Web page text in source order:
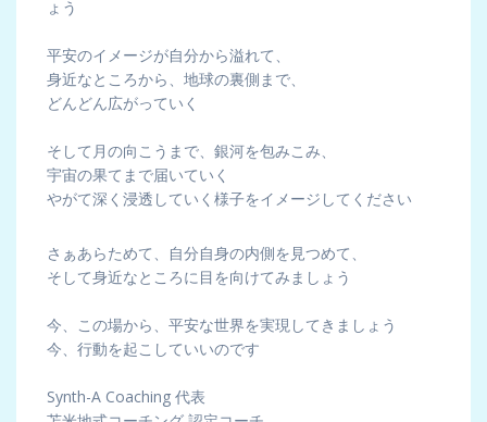
ょう
平安のイメージが自分から溢れて、
身近なところから、地球の裏側まで、
どんどん広がっていく
そして月の向こうまで、銀河を包みこみ、
宇宙の果てまで届いていく
やがて深く浸透していく様子をイメージしてください
さぁあらためて、自分自身の内側を見つめて、
そして身近なところに目を向けてみましょう
今、この場から、平安な世界を実現してきましょう
今、行動を起こしていいのです
Synth-A Coaching 代表